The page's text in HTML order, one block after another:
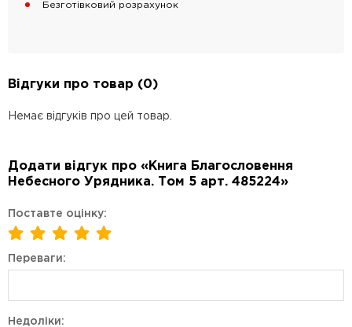
Безготівковий розрахунок
Відгуки про товар (0)
Немає відгуків про цей товар.
Додати відгук про «Книга Благословення
Небесного Урядника. Том 5 арт. 485224»
Поставте оцінку:
Переваги:
Недоліки: